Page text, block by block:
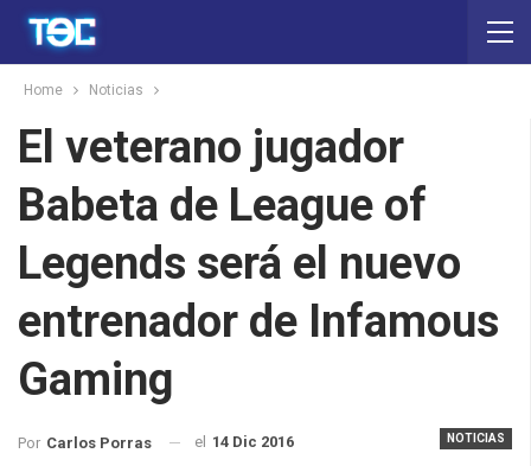
Home Noticias
El veterano jugador
Babeta de League of
Legends será el nuevo
entrenador de Infamous
Gaming
NOTICIAS
Por Carlos Porras el 14 Dic 2016